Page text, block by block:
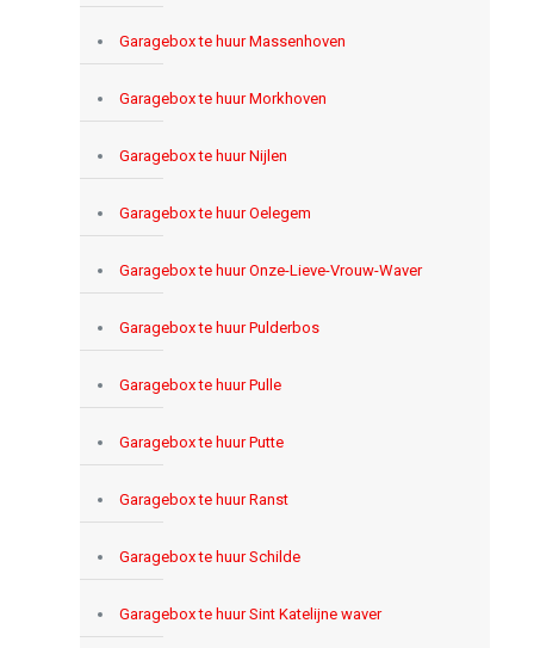
Garagebox te huur Massenhoven
Garagebox te huur Morkhoven
Garagebox te huur Nijlen
Garagebox te huur Oelegem
Garagebox te huur Onze-Lieve-Vrouw-Waver
Garagebox te huur Pulderbos
Garagebox te huur Pulle
Garagebox te huur Putte
Garagebox te huur Ranst
Garagebox te huur Schilde
Garagebox te huur Sint Katelijne waver